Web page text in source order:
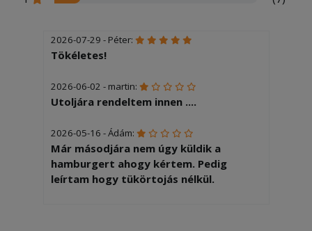
2026-07-29 - Péter:
Tökéletes!
2026-06-02 - martin:
Utoljára rendeltem innen ....
2026-05-16 - Ádám:
Már másodjára nem úgy küldik a
hamburgert ahogy kértem. Pedig
leírtam hogy tükörtojás nélkül.